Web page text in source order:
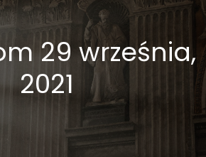
29 września,
2021